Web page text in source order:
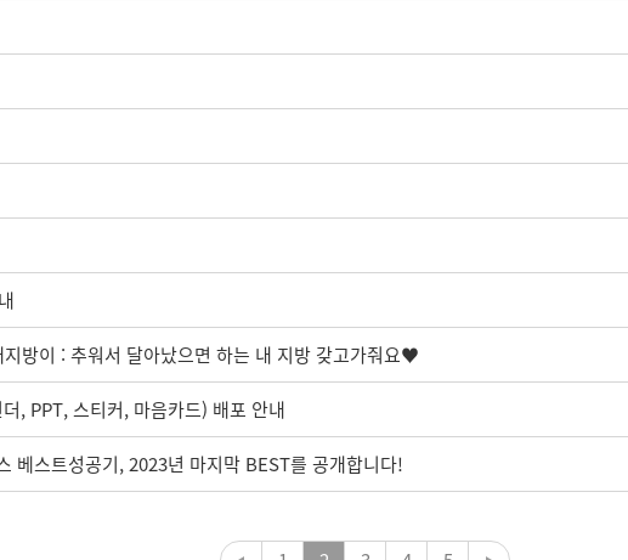
방이 : 추워서 달아났으면 하는 내 지방 갖고가줘요♥
, PPT, 스티커, 마음카드) 배포 안내
베스트성공기, 2023년 마지막 BEST를 공개합니다!